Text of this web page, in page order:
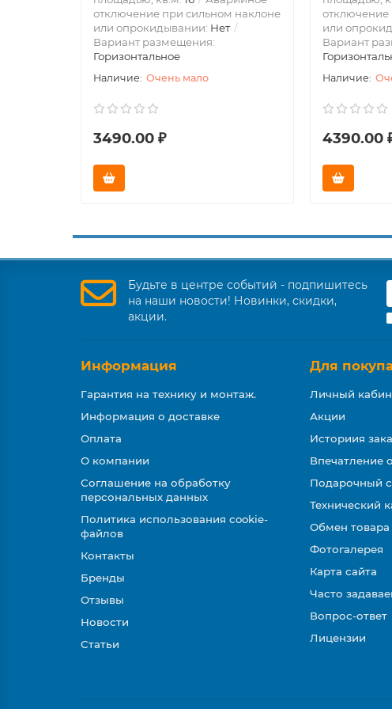
отключение при сильном наклоне
или опрокидывании: Нет
Вариант размещения:
Горизонтальное
Очень мало
3490.00 ₽
отключение
или
Вариант
4390.00
Будьте в центре событий - подпишитесь
на наши новости! Новинки, скидки,
акции.
Информация
Гарантия на технику и монтаж.
Информация о доставке
Оплата
О компании
Соглашение на обработку
персональных данных
Политика использования cookie-
файлов
Контакты
Бренды
Отзывы
Новости
Статьи
Для
Личный
Акции
Историия
Впечатление
Подарочный
Технический
Обмен товара
Фотогалерея
Карта сайта
Часто
Вопрос-ответ
Лицензии